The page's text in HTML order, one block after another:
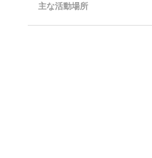
主な活動場所